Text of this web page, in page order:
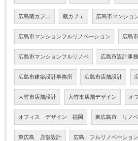
広島蔵カフェ 蔵カフェ 広島市マンショ
広島市マンションフルリノベーション 広島
広島市マンションフルリノベ 広島市設計事
広島市建築設計事務所 広島市店舗設計
大竹市店舗設計 大竹市店舗デザイン オ
オフィス デザイン 福岡 東広島市 リノ
東広島 店舗設計 広島 フルリノベーション